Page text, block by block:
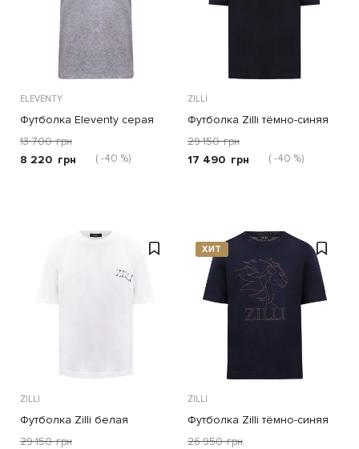
ELEVENTY
Футболка Eleventy серая
13 700 грн
8 220 грн ( -40 %)
ZILLI
Футболка Zilli тёмно-синяя
29 150 грн
17 490 грн ( -40 %)
ZILLI
Футболка Zilli белая
29 150 грн
ХИТ
ZILLI
Футболка Zilli тёмно-синяя
26 950 грн